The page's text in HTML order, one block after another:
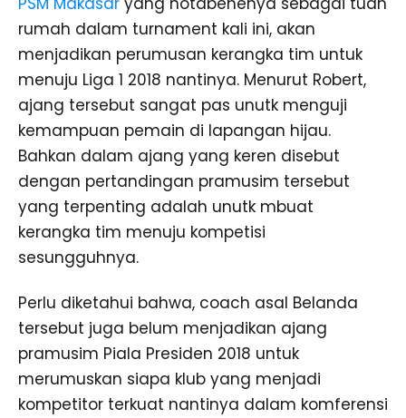
rumah dalam turnament kali ini, akan
menjadikan perumusan kerangka tim untuk
menuju Liga 1 2018 nantinya. Menurut Robert,
ajang tersebut sangat pas unutk menguji
kemampuan pemain di lapangan hijau.
Bahkan dalam ajang yang keren disebut
dengan pertandingan pramusim tersebut
yang terpenting adalah unutk mbuat
kerangka tim menuju kompetisi
sesungguhnya.
Perlu diketahui bahwa, coach asal Belanda
tersebut juga belum menjadikan ajang
pramusim Piala Presiden 2018 untuk
merumuskan siapa klub yang menjadi
kompetitor terkuat nantinya dalam komferensi